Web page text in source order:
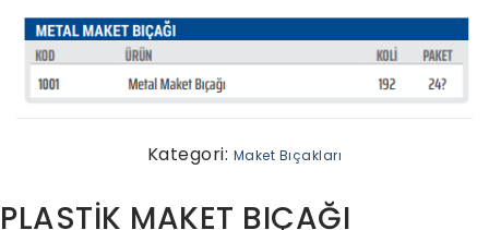
Kategori: Maket Bıçakları
PLASTİK MAKET BIÇAĞI